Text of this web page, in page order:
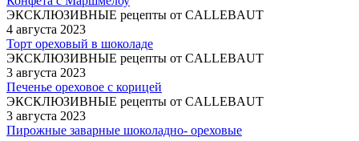
ЭКСКЛЮЗИВНЫЕ рецепты от CALLEBAUT
4 августа 2023
Торт ореховый в шоколаде
ЭКСКЛЮЗИВНЫЕ рецепты от CALLEBAUT
3 августа 2023
Печенье ореховое с корицей
ЭКСКЛЮЗИВНЫЕ рецепты от CALLEBAUT
3 августа 2023
Пирожные заварные шоколадно- ореховые